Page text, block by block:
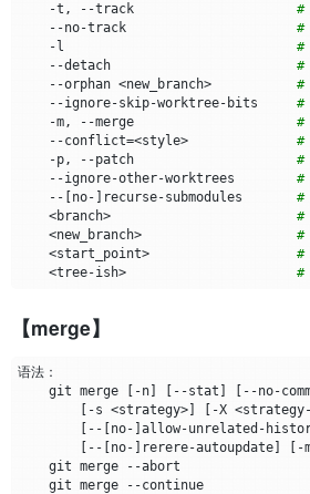
    -t, --track
#
    --no-track
#
    -l
#
    --detach
#
    --orphan <new_branch>
#
    --ignore-skip-worktree-bits
#
    -m, --merge
#
    --conflict
=<style> #
    -p, --patch
#
    --ignore-other-worktrees
#
    --
no- recurse-submodules #
    <branch>
#
    <new_branch>
#
    <start_point>
#
    <tree-ish>
#
【merge】
    git merge
-n] --stat --no-
-s <strategy>] -X
-- no- allow-unrelated-
-- no- rerere-autoupdate] -
    git merge --continue